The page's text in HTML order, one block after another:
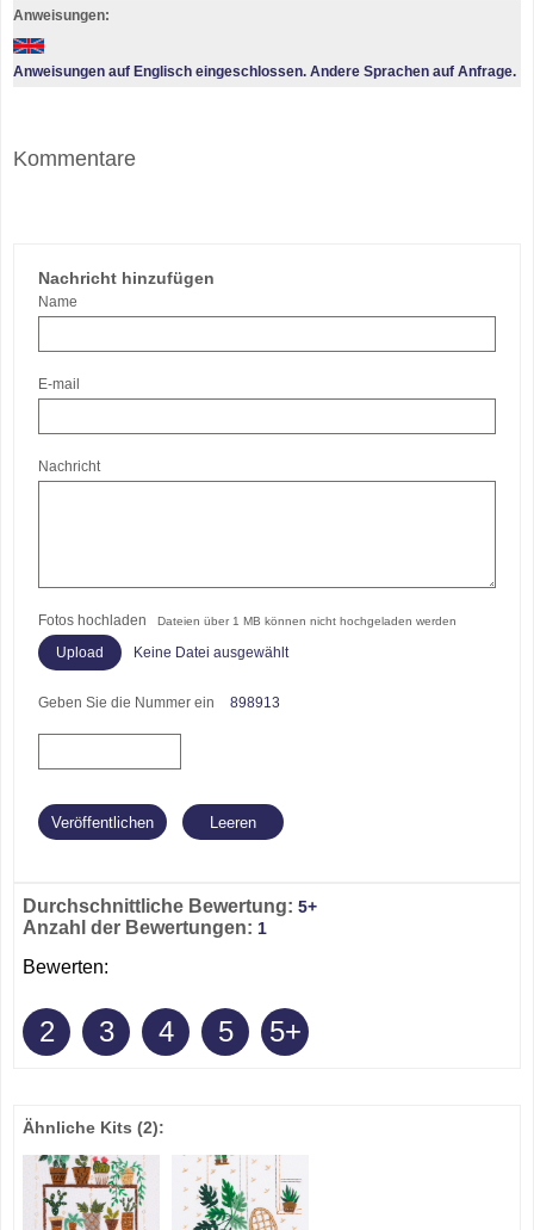
Anweisungen:
Anweisungen auf Englisch eingeschlossen. Andere Sprachen auf Anfrage.
Kommentare
Nachricht hinzufügen
Name
E-mail
Nachricht
Fotos hochladen Dateien über 1 MB können nicht hochgeladen werden
Keine Datei ausgewählt
Geben Sie die Nummer ein 898913
Durchschnittliche Bewertung: 5+
Anzahl der Bewertungen: 1
Bewerten:
2 3 4 5 5+
Ähnliche Kits (2):